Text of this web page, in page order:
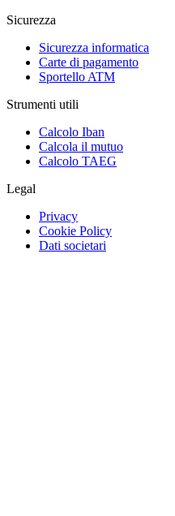
Sicurezza
Sicurezza informatica
Carte di pagamento
Sportello ATM
Strumenti utili
Calcolo Iban
Calcola il mutuo
Calcolo TAEG
Legal
Privacy
Cookie Policy
Dati societari